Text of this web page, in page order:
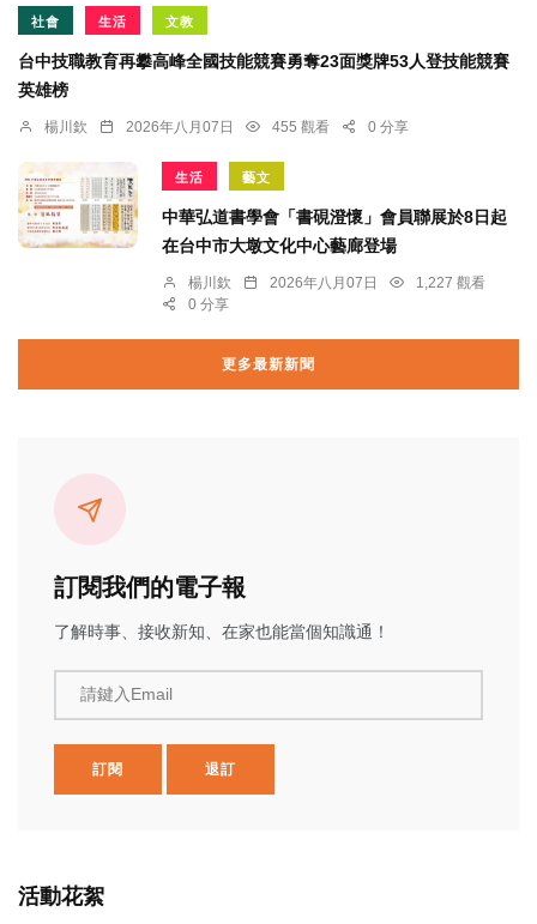
社會 生活 文教
台中技職教育再攀高峰全國技能競賽勇奪23面獎牌53人登技能競賽
英雄榜
楊川欽 2026年八月07日 455 觀看 0 分享
生活 藝文
中華弘道書學會「書硯澄懷」會員聯展於8日起
在台中市大墩文化中心藝廊登場
楊川欽 2026年八月07日
1,227 觀看
0 分享
更多最新新聞
訂閱我們的電子報
了解時事、接收新知、在家也能當個知識通！
請鍵入Email
訂閱 退訂
活動花絮